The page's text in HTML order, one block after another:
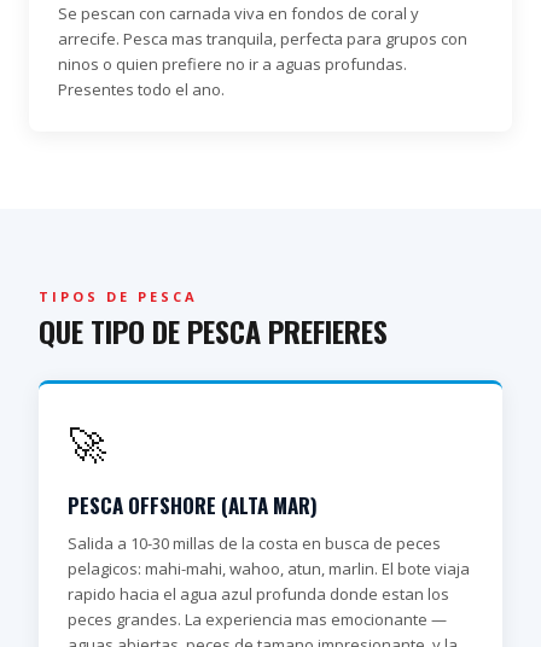
Se pescan con carnada viva en fondos de coral y
arrecife. Pesca mas tranquila, perfecta para grupos con
ninos o quien prefiere no ir a aguas profundas.
Presentes todo el ano.
TIPOS DE PESCA
QUE TIPO DE PESCA PREFIERES
🚀
PESCA OFFSHORE (ALTA MAR)
Salida a 10-30 millas de la costa en busca de peces
pelagicos: mahi-mahi, wahoo, atun, marlin. El bote viaja
rapido hacia el agua azul profunda donde estan los
peces grandes. La experiencia mas emocionante —